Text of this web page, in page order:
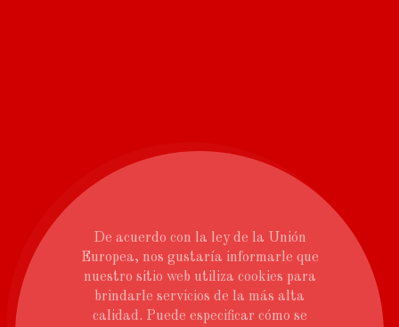
De acuerdo con la ley de la Unión
Europea, nos gustaría informarle que
nuestro sitio web utiliza cookies para
brindarle servicios de la más alta
calidad. Puede especificar cómo se